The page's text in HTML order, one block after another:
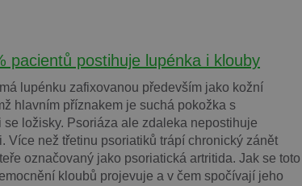
pacientů postihuje lupénka i klouby
lupénku zafixovanou především jako kožní
hlavním příznakem je suchá pokožka s
ložisky. Psoriáza ale zdaleka nepostihuje
Více než třetinu psoriatiků trápí chronický zánět
označovaný jako psoriatická artritida. Jak se toto
kloubů projevuje a v čem spočívají jeho